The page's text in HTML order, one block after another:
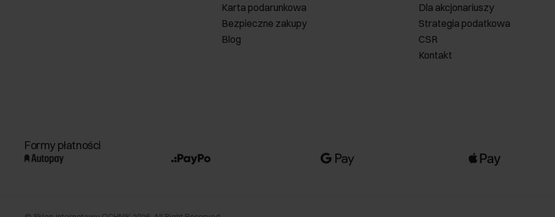
Karta podarunkowa
Bezpieczne zakupy
Blog
Dla akcjonariuszy
Strategia podatkowa
CSR
Kontakt
Formy płatności